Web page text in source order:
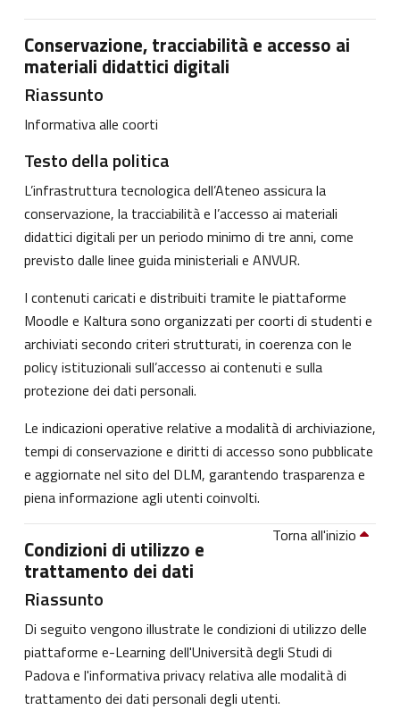
Conservazione, tracciabilità e accesso ai
materiali didattici digitali
Riassunto
Informativa alle coorti
Testo della politica
L’infrastruttura tecnologica dell’Ateneo assicura la
conservazione, la tracciabilità e l’accesso ai materiali
didattici digitali per un periodo minimo di tre anni, come
previsto dalle linee guida ministeriali e ANVUR.
I contenuti caricati e distribuiti tramite le piattaforme
Moodle e Kaltura sono organizzati per coorti di studenti e
archiviati secondo criteri strutturati, in coerenza con le
policy istituzionali sull’accesso ai contenuti e sulla
protezione dei dati personali.
Le indicazioni operative relative a modalità di archiviazione,
tempi di conservazione e diritti di accesso sono pubblicate
e aggiornate nel sito del DLM, garantendo trasparenza e
piena informazione agli utenti coinvolti.
Torna all'inizio
Condizioni di utilizzo e
trattamento dei dati
Riassunto
Di seguito vengono illustrate le condizioni di utilizzo delle
piattaforme e-Learning dell'Università degli Studi di
Padova e l'informativa privacy relativa alle modalità di
trattamento dei dati personali degli utenti.